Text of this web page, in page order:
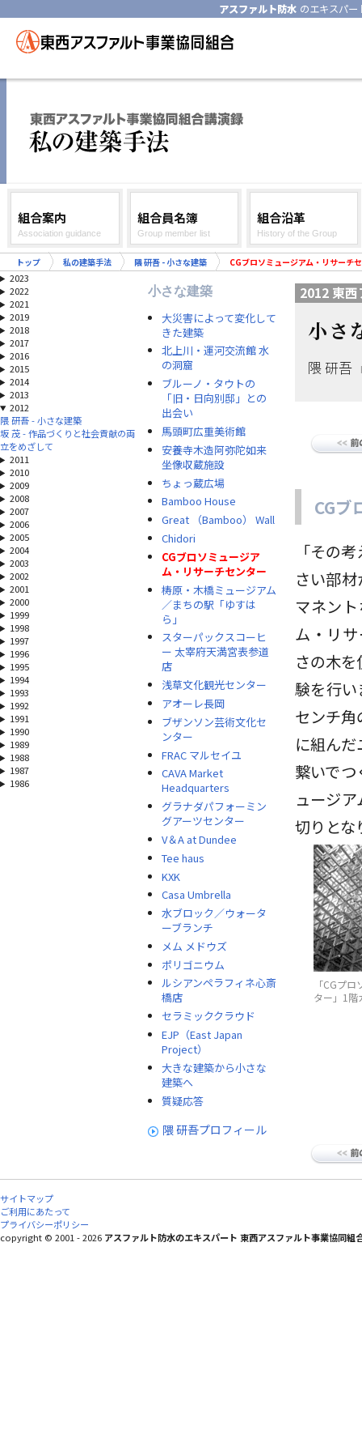
アスファルト防水 のエキスパ
組合案内
Association guidance
組合員名簿
Group member list
組合沿革
History of the Group
トップ 私の建築手法 隈 研吾 - 小さな建築 CGブロソミュージアム・リサーチ
2023
2022
2021
2019
2018
2017
2016
2015
2014
2013
2012
隈 研吾 - 小さな建築
坂 茂 - 作品づくりと社会貢献の両
立をめざして
2011
2010
2009
2008
2007
2006
2005
2004
2003
2002
2001
2000
1999
1998
1997
1996
1995
1994
1993
1992
1991
1990
1989
1988
1987
1986
小さな建築
大災害によって変化して
きた建築
北上川・運河交流館 水
の洞窟
ブルーノ・タウトの
「旧・日向別邸」との
出会い
馬頭町広重美術館
安養寺木造阿弥陀如来
坐像収蔵施設
ちょっ蔵広場
Bamboo House
Great （Bamboo） Wall
Chidori
CGブロソミュージア
ム・リサーチセンター
梼原・木橋ミュージアム
／まちの駅「ゆすは
ら」
スターパックスコーヒ
ー 太宰府天満宮表参道
店
浅草文化観光センター
アオーレ長岡
ブザンソン芸術文化セ
ンター
FRAC マルセイユ
CAVA Market
Headquarters
グラナダパフォーミン
グアーツセンター
V＆A at Dundee
Tee haus
KXK
Casa Umbrella
水ブロック／ウォータ
ーブランチ
メム メドウズ
ポリゴニウム
ルシアンペラフィネ心斎
橋店
セラミッククラウド
EJP（East Japan
Project）
大きな建築から小さな
建築へ
質疑応答
隈 研吾プロフィール
2012 東
小さ
隈 研吾
CGブ
「その
さい部
マネン
ム・リ
さの木
験を行
センチ
に組ん
繋いで
ュージ
切りとな
「CGプ
ター」1階
サイトマップ
ご利用にあたって
プライバシーポリシー
copyright © 2001 - 2026 アスファルト防水のエキスパート 東西アスファルト事業協同組